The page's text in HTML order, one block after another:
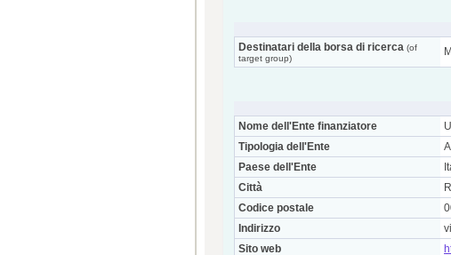
Destinatari della borsa di ricerca (of
target group)
Nome dell'Ente finanziatore
Tipologia dell'Ente
Paese dell'Ente
Città
Codice postale
Indirizzo
Sito web